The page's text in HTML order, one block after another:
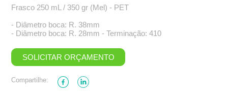
Frasco 250 mL / 350 gr (Mel) - PET
- Diâmetro boca: R. 38mm
- Diâmetro boca: R. 28mm - Terminação: 410
SOLICITAR ORÇAMENTO
Compartilhe: